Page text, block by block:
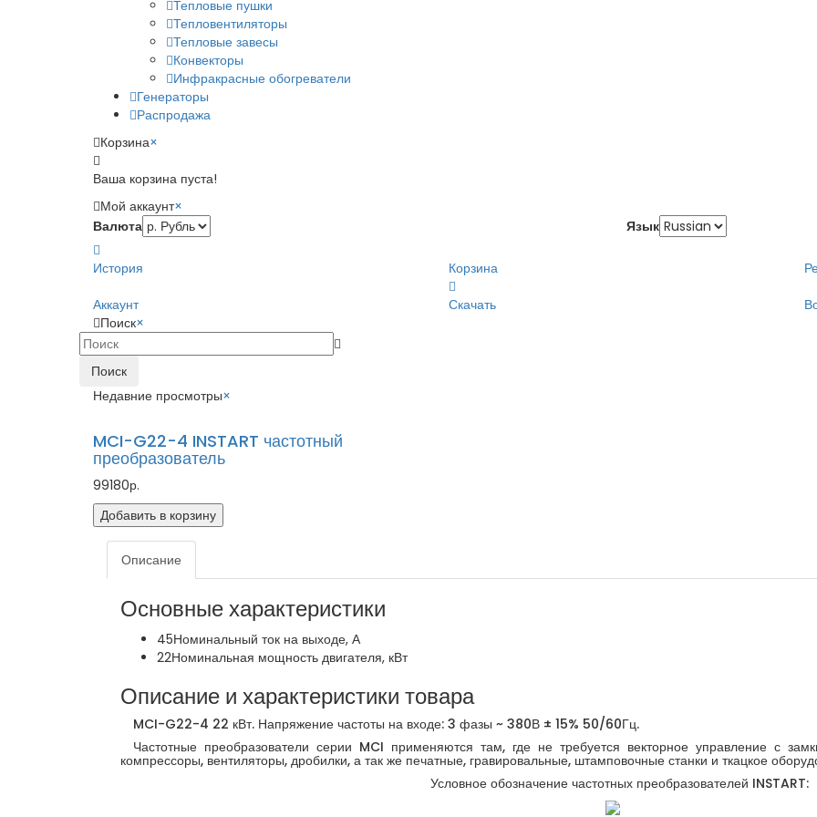
Тепловые пушки
Тепловентиляторы
Тепловые завесы
Конвекторы
Инфракрасные обогреватели
Генераторы
Распродажа
Корзина×
Ваша корзина пуста!
Мой аккаунт×
Валюта
Язык
История Корзина
Аккаунт
Скачать
Поиск×
Поиск
Недавние просмотры×
MCI-G22-4 INSTART частотный
преобразователь
99180р.
Добавить в корзину
Описание
Основные характеристики
45Номинальный ток на выходе, А
22Номинальная мощность двигателя, кВт
Описание и характеристики товара
MCI-G22-4 22 кВт. Напряжение частоты на входе: 3 фазы ~ 380В ± 15% 50/60Гц.
Частотные преобразователи серии MCI применяются там, где не требуется векторное управление с
компрессоры, вентиляторы, дробилки, а так же печатные, гравировальные, штамповочные станки и ткацкое
Условное обозначение частотных преобразователей INSTART: